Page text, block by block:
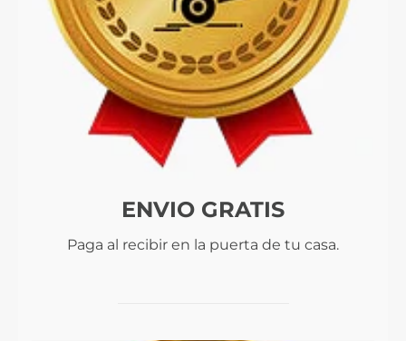
ENVIO GRATIS
Paga al recibir en la puerta de tu casa.